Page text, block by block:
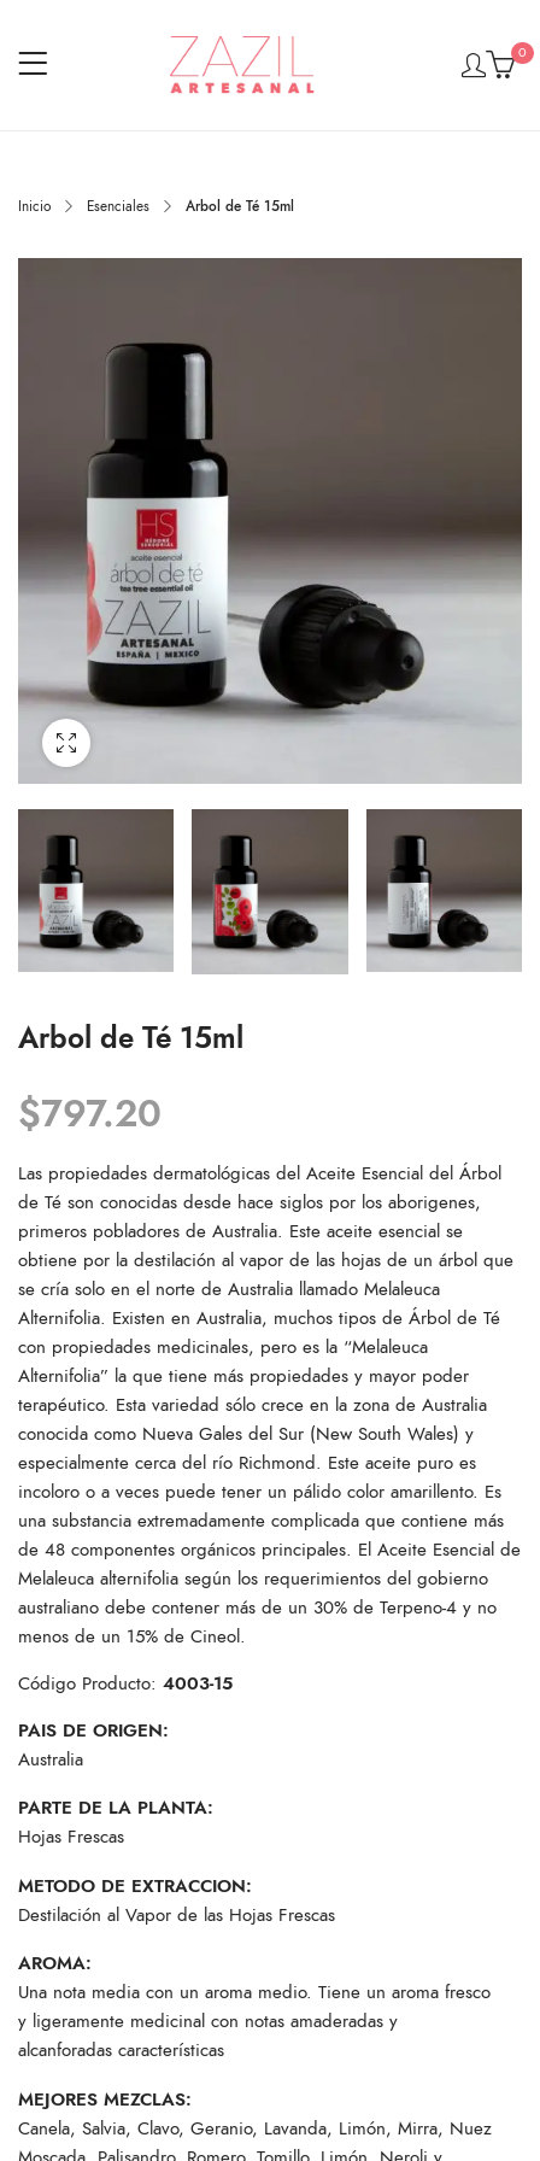
0
Inicio Esenciales Arbol de Té 15ml
Arbol de Té 15ml
$797.20
Las propiedades dermatológicas del Aceite Esencial del Árbol
de Té son conocidas desde hace siglos por los aborigenes,
primeros pobladores de Australia. Este aceite esencial se
obtiene por la destilación al vapor de las hojas de un árbol que
se cría solo en el norte de Australia llamado Melaleuca
Alternifolia. Existen en Australia, muchos tipos de Árbol de Té
con propiedades medicinales, pero es la “Melaleuca
Alternifolia” la que tiene más propiedades y mayor poder
terapéutico. Esta variedad sólo crece en la zona de Australia
conocida como Nueva Gales del Sur (New South Wales) y
especialmente cerca del río Richmond. Este aceite puro es
incoloro o a veces puede tener un pálido color amarillento. Es
una substancia extremadamente complicada que contiene más
de 48 componentes orgánicos principales. El Aceite Esencial de
Melaleuca alternifolia según los requerimientos del gobierno
australiano debe contener más de un 30% de Terpeno-4 y no
menos de un 15% de Cineol.
Código Producto: 4003-15
PAIS DE ORIGEN:
Australia
PARTE DE LA PLANTA:
Hojas Frescas
METODO DE EXTRACCION:
Destilación al Vapor de las Hojas Frescas
AROMA:
Una nota media con un aroma medio. Tiene un aroma fresco
y ligeramente medicinal con notas amaderadas y
alcanforadas características
MEJORES MEZCLAS:
Canela, Salvia, Clavo, Geranio, Lavanda, Limón, Mirra, Nuez